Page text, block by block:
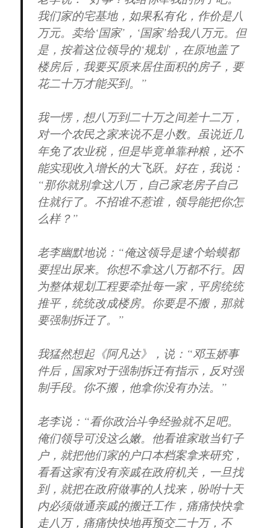
我们家的宅基地，如果私有化，作价是八
万元。卖给‘国家’，‘国家’给我八万元。但
是，按着这位领导的‘规划’，在原地盖了
楼房后，我要买原来居住面积的房子，要
花二十万才能买到。”
我一愣，想八万到二十万之间差十二万，
对一个农民之家来说不是小数。虽说近几
年免了农业税，但是毕竟单靠种粮，还不
能实现收入增长的大飞跃。好在，我说：
“那你就别拿这八万，自己家老房子自己
住就行了。不招谁不惹谁，领导能把你怎
么样？”
老李幽默地说：“俺这领导是逮个蛤蟆都
要捏出尿来。你想不拿这八万都不行。因
为整体规划工程要牵扯每一家，平房统统
推平，统统改成楼房。你要是不搬，那就
要强制拆迁了。”
我猛然想起《阿凡达》，说：“邓玉娇事
件后，国家对于强制拆迁有指示，反对强
制手段。你不搬，他拿你没有办法。”
老李说：“看你政治斗争经验就不足吧。
俺们领导可没这么嫩。他看谁家敢当钉子
户，就把他们家的户口本档案拿来研究，
看看这家有没有亲戚在政府机关，一旦找
到，就把在政府做事的人找来，吩咐十天
内必须做通亲戚的搬迁工作，痛痛快快拿
走八万，痛痛快快地再预交二十万，不